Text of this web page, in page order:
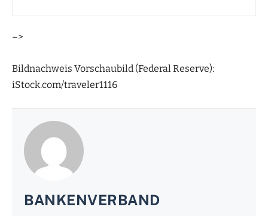
–>
Bildnachweis Vorschaubild (Federal Reserve):
iStock.com/traveler1116
BANKENVERBAND